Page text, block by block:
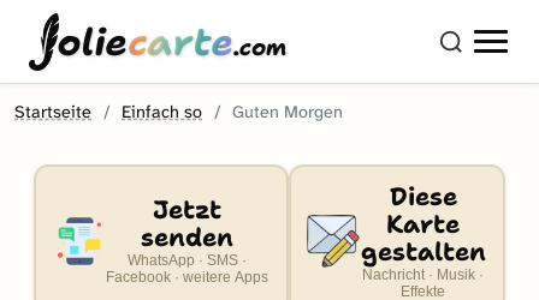
oliecarte.com
Startseite Einfach so Guten Morgen
Jetzt
senden
WhatsApp · SMS ·
Facebook · weitere Apps
Diese
Karte
gestalten
Nachricht · Musik ·
Effekte